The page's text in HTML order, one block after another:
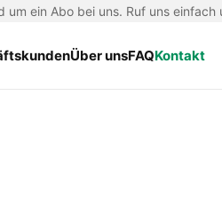
ein Abo bei uns. Ruf uns einfach
Über unsFAQKontakt